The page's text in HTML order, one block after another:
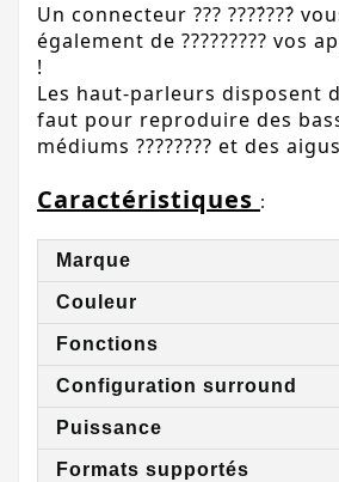
Un connecteur ??? ????́???́
également de ????????? vos
!
Les haut-parleurs disposent
faut pour reproduire des
médiums ???????? et des aigus
Caractéristiques :
Marque
Couleur
Fonctions
Configuration surround
Puissance
Formats supportés